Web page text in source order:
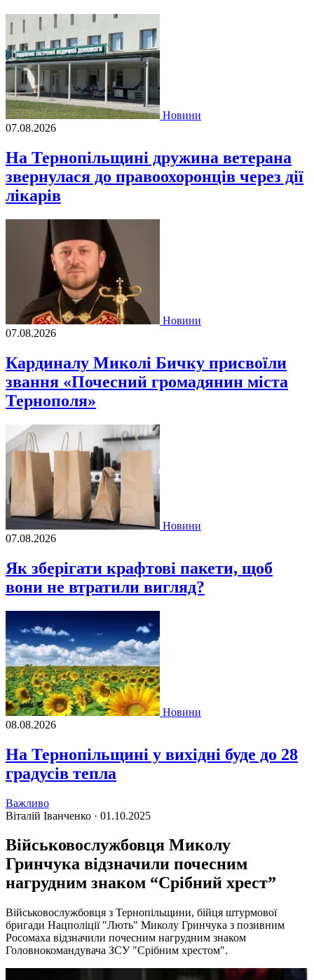
Новини
07.08.2026
На Тернопільщині дружина ветерана
звернулася до правоохоронців через дії
лікарів
Новини
07.08.2026
Кардиналу Миколі Бичку присвоїли
звання «Почесний громадянин міста
Тернополя»
Новини
07.08.2026
Як зберігати крафтові пакети, щоб
вони не втратили вигляд?
Новини
08.08.2026
На Тернопільщині у вихідні буде до 28
градусів тепла
Важливо
Віталій Іванченко · 01.10.2025
Військовослужбовця Миколу
Гринчука відзначили почесним
нагрудним знаком “Срібний хрест”
Військовослужбовця з Тернопільщини, бійця штурмової
бригади Нацполіції "Лють" Миколу Гринчука з позивним
Росомаха відзначили почесним нагрудним знаком
Головнокомандувача ЗСУ "Срібним хрестом".